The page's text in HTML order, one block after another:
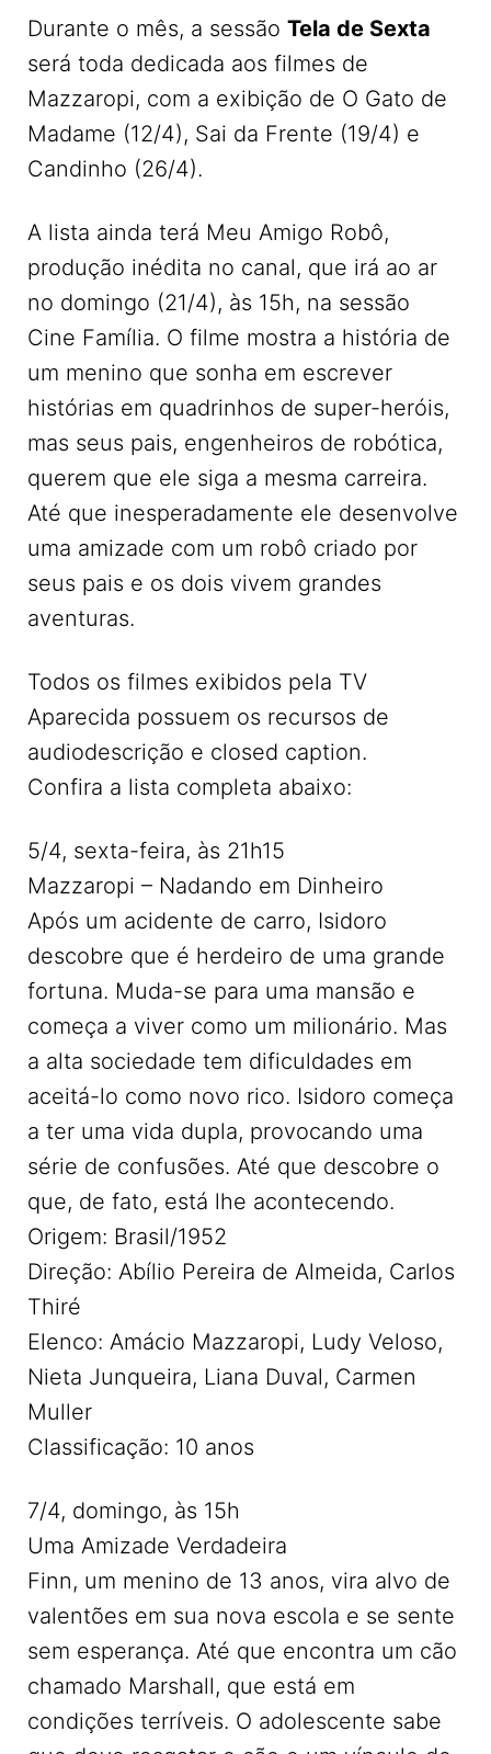
Durante o mês, a sessão Tela de Sexta
será toda dedicada aos filmes de
Mazzaropi, com a exibição de O Gato de
Madame (12/4), Sai da Frente (19/4) e
Candinho (26/4).
A lista ainda terá Meu Amigo Robô,
produção inédita no canal, que irá ao ar
no domingo (21/4), às 15h, na sessão
Cine Família. O filme mostra a história de
um menino que sonha em escrever
histórias em quadrinhos de super-heróis,
mas seus pais, engenheiros de robótica,
querem que ele siga a mesma carreira.
Até que inesperadamente ele desenvolve
uma amizade com um robô criado por
seus pais e os dois vivem grandes
aventuras.
Todos os filmes exibidos pela TV
Aparecida possuem os recursos de
audiodescrição e closed caption.
Confira a lista completa abaixo:
5/4, sexta-feira, às 21h15
Mazzaropi – Nadando em Dinheiro
Após um acidente de carro, Isidoro
descobre que é herdeiro de uma grande
fortuna. Muda-se para uma mansão e
começa a viver como um milionário. Mas
a alta sociedade tem dificuldades em
aceitá-lo como novo rico. Isidoro começa
a ter uma vida dupla, provocando uma
série de confusões. Até que descobre o
que, de fato, está lhe acontecendo.
Origem: Brasil/1952
Direção: Abílio Pereira de Almeida, Carlos
Thiré
Elenco: Amácio Mazzaropi, Ludy Veloso,
Nieta Junqueira, Liana Duval, Carmen
Muller
Classificação: 10 anos
7/4, domingo, às 15h
Uma Amizade Verdadeira
Finn, um menino de 13 anos, vira alvo de
valentões em sua nova escola e se sente
sem esperança. Até que encontra um cão
chamado Marshall, que está em
condições terríveis. O adolescente sabe